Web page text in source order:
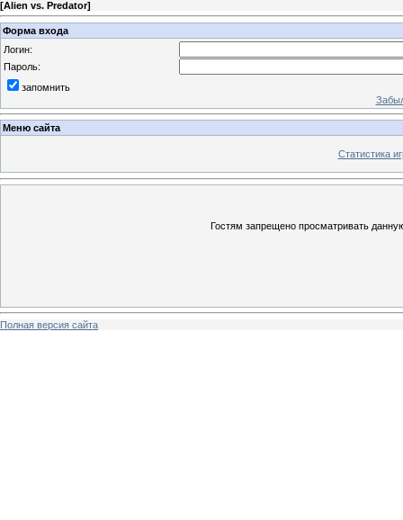
[Alien vs. Predator]
Форма входа
Логин:
Пароль:
запомнить
Меню сайта
Статистика
Гостям запрещено просматривать
Полная версия сайта